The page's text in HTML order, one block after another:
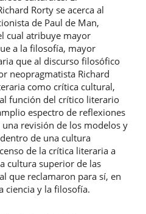
Rorty se acerca al
de Paul de Man,
cual atribuye mayor
a la filosofía, mayor
que al discurso filosófico
neopragmatista Richard
como crítica cultural,
función del crítico literario
espectro de reflexiones
revisión de los modelos y
de una cultura
de la crítica literaria a
cultura superior de las
que reclamaron para sí, en
ciencia y la filosofía.